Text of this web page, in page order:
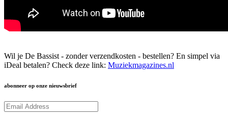
Wil je De Bassist - zonder verzendkosten - bestellen? En simpel via
iDeal betalen? Check deze link: Muziekmagazines.nl
abonneer op onze nieuwsbrief